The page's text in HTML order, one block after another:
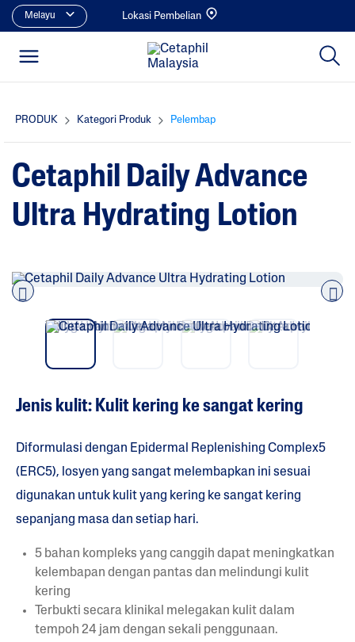
Melayu Lokasi Pembelian
PRODUK Kategori Produk Pelembap
Cetaphil Daily Advance
Ultra Hydrating Lotion
Jenis kulit: Kulit kering ke sangat kering
Diformulasi dengan Epidermal Replenishing Complex5
(ERC5), losyen yang sangat melembapkan ini sesuai
digunakan untuk kulit yang kering ke sangat kering
sepanjang masa dan setiap hari.
5 bahan kompleks yang canggih dapat meningkatkan
kelembapan dengan pantas dan melindungi kulit
kering
Terbukti secara klinikal melegakan kulit dalam
tempoh 24 jam dengan sekali penggunaan.